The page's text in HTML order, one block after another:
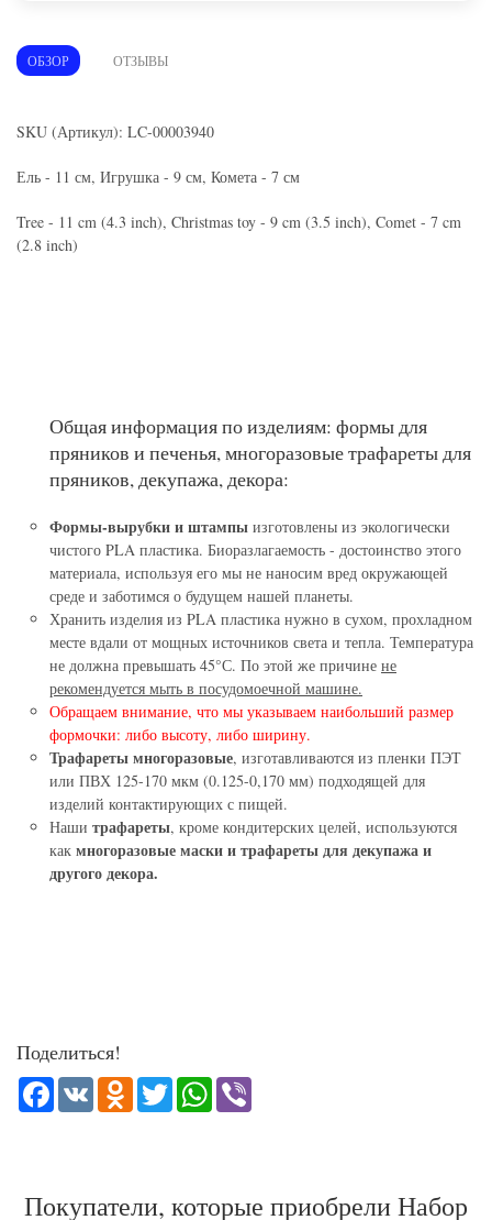
ОБЗОР ОТЗЫВЫ
SKU (Артикул): LC-00003940
Ель - 11 см, Игрушка - 9 см, Комета - 7 см
Tree - 11 cm (4.3 inch), Christmas toy - 9 cm (3.5 inch), Comet - 7 cm
(2.8 inch)
Общая информация по изделиям: формы для
пряников и печенья, многоразовые трафареты для
пряников, декупажа, декора:
Формы-вырубки и штампы изготовлены из экологически
чистого PLA пластика. Биоразлагаемость - достоинство этого
материала, используя его мы не наносим вред окружающей
среде и заботимся о будущем нашей планеты.
Хранить изделия из PLA пластика нужно в сухом, прохладном
месте вдали от мощных источников света и тепла. Температура
не должна превышать 45°С. По этой же причине не
рекомендуется мыть в посудомоечной машине.
Обращаем внимание, что мы указываем наибольший размер
формочки: либо высоту, либо ширину.
Трафареты многоразовые, изготавливаются из пленки ПЭТ
или ПВХ 125-170 мкм (0.125-0,170 мм) подходящей для
изделий контактирующих с пищей.
Наши трафареты, кроме кондитерских целей, используются
как многоразовые маски и трафареты для декупажа и
другого декора.
Поделиться!
Facebook
VK Odnoklassniki
TwitterWhatsApp
Покупатели, которые приобрели Набор